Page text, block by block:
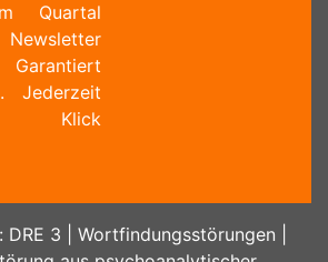
Quartal
Jederzeit
Klick
DRE 3 Wortfindungsstörungen